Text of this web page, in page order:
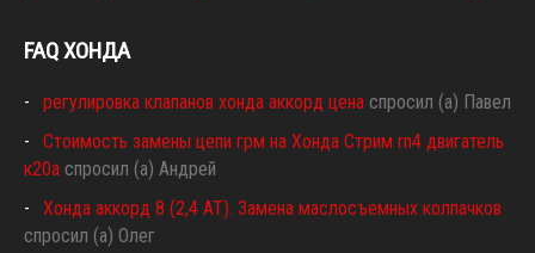
FAQ ХОНДА
регулировка клапанов хонда аккорд цена спросил (а) Павел
Стоимость замены цепи грм на Хонда Стрим rn4 двигатель
к20а спросил (а) Андрей
Хонда аккорд 8 (2,4 АТ). Замена маслосъемных колпачков
спросил (а) Олег